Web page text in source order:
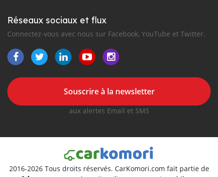
Réseaux sociaux et flux
Connectez-vous avec nous sur Facebook, YouTube et Twitter.
Souscrire à la newsletter
aux alertes Email et SMS
2016-2026 Tous droits réservés. CarKomori.com fait partie de